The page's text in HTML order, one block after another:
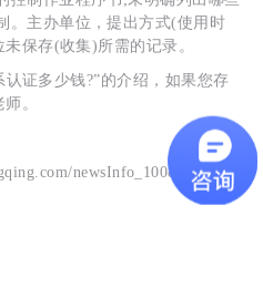
。主办单位，提出方式(使用时
保存(收集)所需的记录。
证多少钱?”的介绍，如果您存
。
newsInfo_10084.html